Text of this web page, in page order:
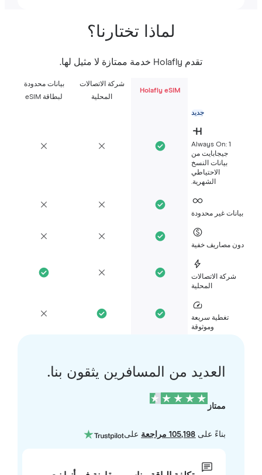
لماذا تختارنا؟
Holafly eSIM
شركة الاتصالات
بيانات محدودة
Always On: 1
جيجابايت من
بيانات النسخ
الاحتياطي
غير محدودة
مصاريف خفية
شركة الاتصالات
تغطية سريعة
العديد من المسافرين يثقون بنا.
بناءً على105,198 مراجعة على